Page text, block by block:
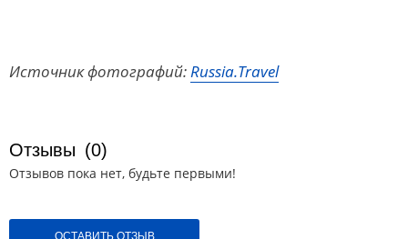
Источник фотографий:Russia.Travel
Отзывы (0)
Отзывов пока нет, будьте первыми!
ОСТАВИТЬ ОТЗЫВ